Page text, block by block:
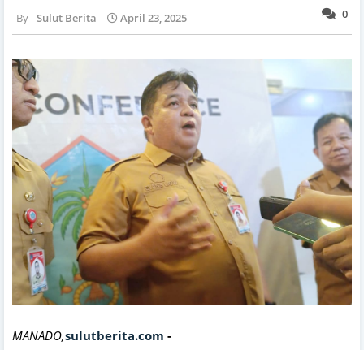
0
Sulut Berita April 23, 2025
MANADO,sulutberita.com -